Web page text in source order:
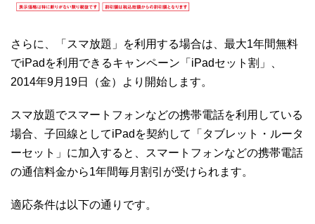
さらに、「スマ放題」を利用する場合は、最大1年間無料
でiPadを利用できるキャンペーン「iPadセット割」、
2014年9月19日（金）より開始します。
スマ放題でスマートフォンなどの携帯電話を利用している
場合、子回線としてiPadを契約して「タブレット・ルータ
ーセット」に加入すると、スマートフォンなどの携帯電話
の通信料金から1年間毎月割引が受けられます。
適応条件は以下の通りです。